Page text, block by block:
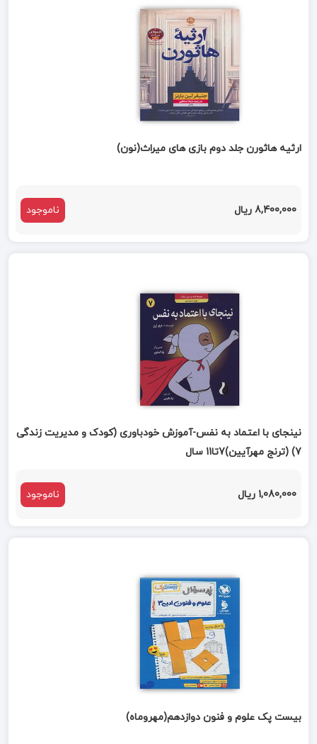
ارثیه هاثورن جلد دوم بازی های میراث(نون)
8,400,000 ریال ناموجود
نینجای با اعتماد به نفس-آموزش خودباوری (کودک و مدیریت زندگی
7) (ترنج مهرآیین)7تا11 سال
1,080,000 ریال ناموجود
بیست پک علوم و فنون دوازدهم(مهروماه)